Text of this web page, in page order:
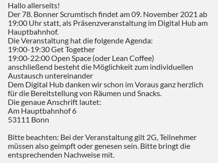
Hallo allerseits!
Der 78. Bonner Scrumtisch findet am 09. November 2021 ab
19:00 Uhr statt, als Präsenzveranstaltung im Digital Hub am
Hauptbahnhof.
Die Veranstaltung hat die folgende Agenda:
19:00-19:30 Get Together
19:00-22:00 Open Space (oder Lean Coffee)
anschließend besteht die Möglichkeit zum individuellen
Austausch untereinander
Dem Digital Hub danken wir schon im Voraus ganz herzlich
für die Bereitstellung von Räumen und Snacks.
Die genaue Anschrift lautet:
Am Hauptbahnhof 6
53111 Bonn
Bitte beachten: Bei der Veranstaltung gilt 2G, Teilnehmer
müssen also geimpft oder genesen sein. Bitte bringt die
entsprechenden Nachweise mit.